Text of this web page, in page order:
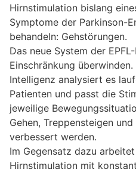
Hirnstimulation bislang
Symptome der Parkinson-
behandeln: Gehstörungen.
Das neue System der
Einschränkung
Intelligenz analysiert es
Patienten und passt die
jeweilige
Gehen, Treppensteigen
verbessert werden.
Im Gegensatz dazu
Hirnstimulation mit